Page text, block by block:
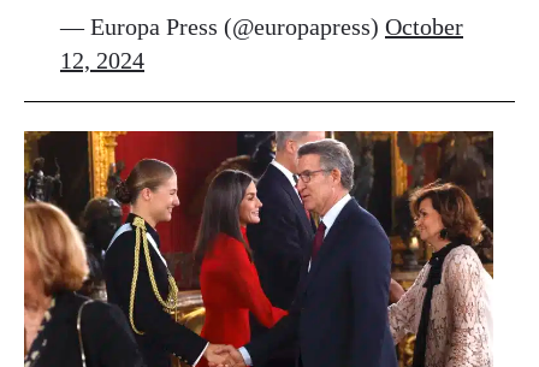
— Europa Press (@europapress) October
12, 2024